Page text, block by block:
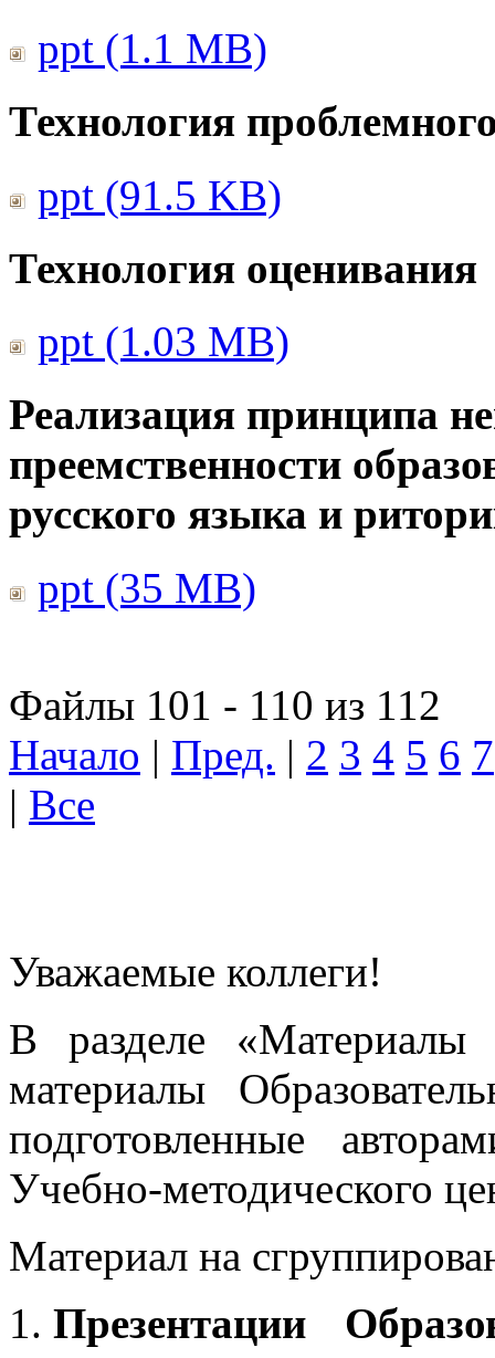
ppt (1.1 MB)
Технология
ppt (91.5 KB)
Технология оценивания
ppt (1.03 MB)
Реализация принципа
преемственности
русского языка и
ppt (35 MB)
Файлы 101 - 110 из 112
Начало | Пред. | 2 3 4 5 6 7
| Все
Уважаемые коллеги!
В разделе «Материалы
материалы
подготовленные
Учебно-методического
Материал на
Презентации